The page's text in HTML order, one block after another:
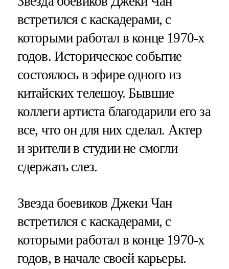
встретился с каскадерами, с
которыми работал в конце 1970-х
годов. Историческое событие
состоялось в эфире одного из
китайских телешоу. Бывшие
коллеги артиста благодарили его за
все, что он для них сделал. Актер
и зрители в студии не смогли
сдержать слез.
Звезда боевиков Джеки Чан
встретился с каскадерами, с
которыми работал в конце 1970-х
годов, в начале своей карьеры.